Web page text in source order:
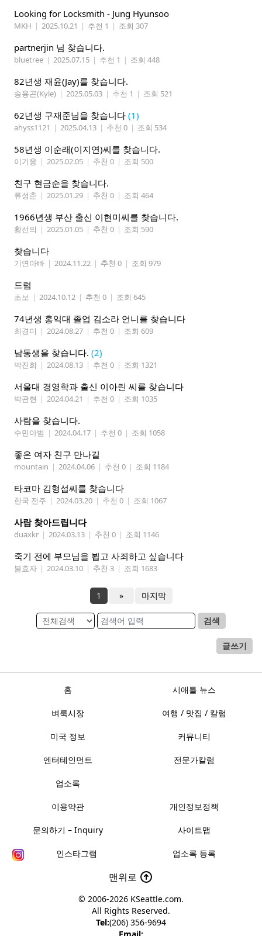
Looking for Locksmith - Jung Hyunsoo
MKH | 2025.10.21 | 추천 1 | 조회 307
partnerjin 님 찾습니다.
bluetree | 2025.07.15 | 추천 1 | 조회 448
82년생 재윤(Jay)를 찾습니다.
송용곤(Kyle) | 2025.05.03 | 추천 1 | 조회 521
62년생 구재준님을 찾습니다 (1)
ahyss1121 | 2025.04.13 | 추천 0 | 조회 534
58년생 이순래(이지연)씨를 찾습니다.
이기웅 | 2025.02.05 | 추천 0 | 조회 500
친구 현금순을 찾습니다.
류성춘 | 2025.01.29 | 추천 0 | 조회 464
1966년생 부산 출신 이현미씨를 찾습니다.
황선의 | 2025.01.05 | 추천 0 | 조회 590
찾습니다
기연아빠 | 2024.11.22 | 추천 0 | 조회 979
드럼
초보 | 2024.10.12 | 추천 0 | 조회 645
74년생 홍익대 졸업 김소라 언니를 찾습니다
최경미 | 2024.08.27 | 추천 0 | 조회 609
남동생을 찾습니다. (2)
박진희 | 2024.08.13 | 추천 0 | 조회 1321
서울대 경영학과 출신 이아린 씨를 찾습니다
박관현 | 2024.04.21 | 추천 0 | 조회 1035
사람을 찾습니다.
수민아범 | 2024.04.17 | 추천 0 | 조회 1058
좋은 여자 친구 만나길
mountain | 2024.04.06 | 추천 0 | 조회 1184
타코마 김형섭씨를 찾습니다
한국 전주 | 2024.03.20 | 추천 0 | 조회 1067
사람 찾아드립니다
duaxkr | 2024.03.13 | 추천 0 | 조회 1146
죽기 전에 부모님을 뵙고 사죄하고 싶습니다
불효자 | 2024.03.10 | 추천 3 | 조회 1683
1 » 마지막
검색
글쓰기
홈 시애틀 뉴스
벼룩시장 여행 / 맛집 / 칼럼
미국 정보 커뮤니티
엔터테인먼트 전문가칼럼
업소록
이용약관 개인정보정책
문의하기 – Inquiry 사이트맵
인스타그램 업소록 등록
맨위로
© 2006-2026 KSeattle.com.
All Rights Reserved.
Tel:(206) 356-9694